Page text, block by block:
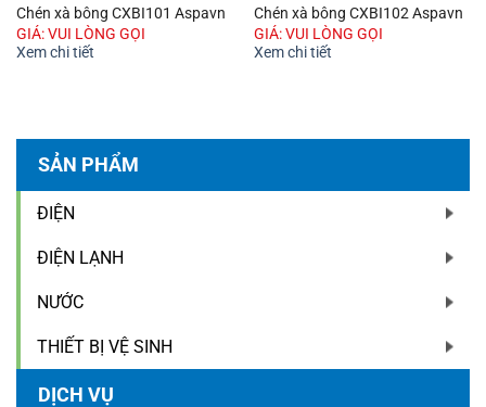
SẢN PHẨM
ĐIỆN
ĐIỆN LẠNH
NƯỚC
THIẾT BỊ VỆ SINH
DỊCH VỤ
Chén xà bông CXBI101 Aspavn
GIÁ: VUI LÒNG GỌI
Xem chi tiết
Chén xà bông CXBI102 Aspavn
GIÁ: VUI LÒNG GỌI
Xem chi tiết